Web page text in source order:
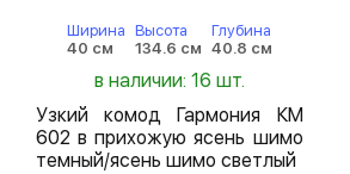
Ширина
40 см
Высота
134.6 см
Глубина
40.8 см
в наличии: 16 шт.
Узкий комод Гармония КМ
602 в прихожую ясень шимо
темный/ясень шимо светлый